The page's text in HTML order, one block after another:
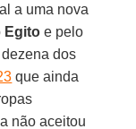
a uma nova
Egito e pelo
dos
que ainda
não aceitou